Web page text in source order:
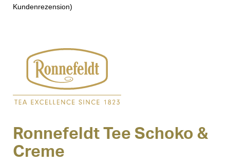
basierend
Kundenrezension)
Ronnefeldt Tee Schoko &
Creme